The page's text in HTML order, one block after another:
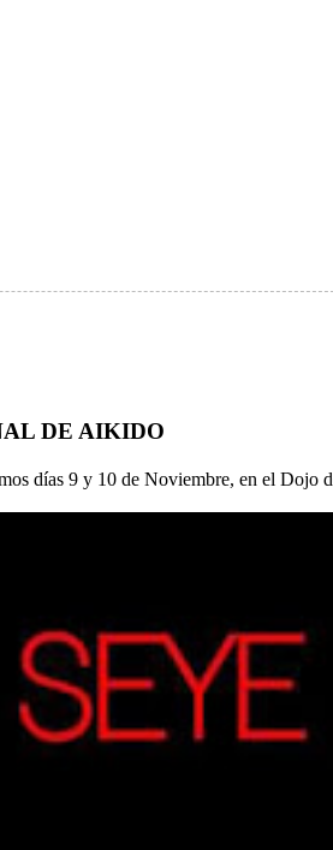
DE AIKIDO
días 9 y 10 de Noviembre, en el Dojo